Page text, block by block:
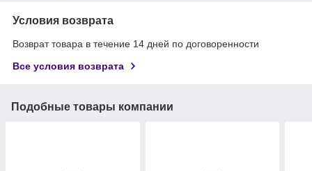
Условия возврата
Возврат товара в течение 14 дней по договоренности
Все условия возврата
Подобные товары компании